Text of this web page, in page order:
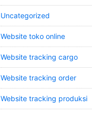
Uncategorized
Website toko online
Website tracking cargo
Website tracking order
Website tracking produksi